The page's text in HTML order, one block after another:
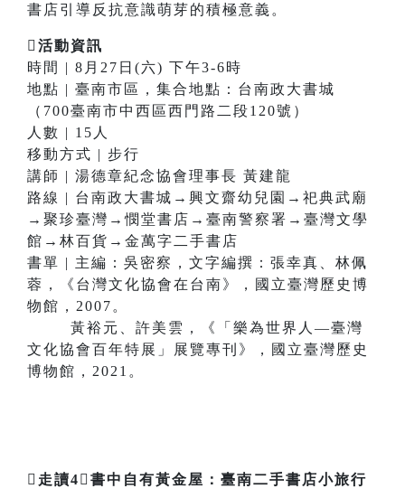
書店引導反抗意識萌芽的積極意義。
活動資訊
時間 | 8月27日(六) 下午3-6時
地點 | 臺南市區，集合地點：台南政大書城
（700臺南市中西區西門路二段120號）
人數 | 15人
移動方式 | 步行
講師 | 湯德章紀念協會理事長 黃建龍
路線 | 台南政大書城→興文齋幼兒園→祀典武廟
→聚珍臺灣→憫堂書店→臺南警察署→臺灣文學
館→林百貨→金萬字二手書店
書單 | 主編：吳密察，文字編撰：張幸真、林佩
蓉，《台灣文化協會在台南》，國立臺灣歷史博
物館，2007。
黃裕元、許美雲，《「樂為世界人—臺灣
文化協會百年特展」展覽專刊》，國立臺灣歷史
博物館，2021。
走讀4書中自有黃金屋：臺南二手書店小旅行